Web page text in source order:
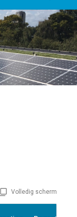
Volledig scherm